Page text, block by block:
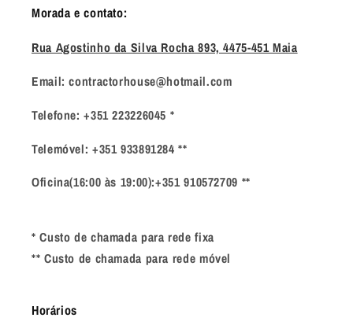
Morada e contato:
Rua Agostinho da Silva Rocha 893, 4475-451 Maia
Email: contractorhouse@hotmail.com
Telefone: +351 223226045 *
Telemóvel: +351 933891284 **
Oficina(16:00 às 19:00):+351 910572709 **
* Custo de chamada para rede fixa
** Custo de chamada para rede móvel
Horários